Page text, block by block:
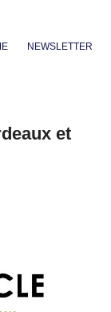
NEWSLETTER
et